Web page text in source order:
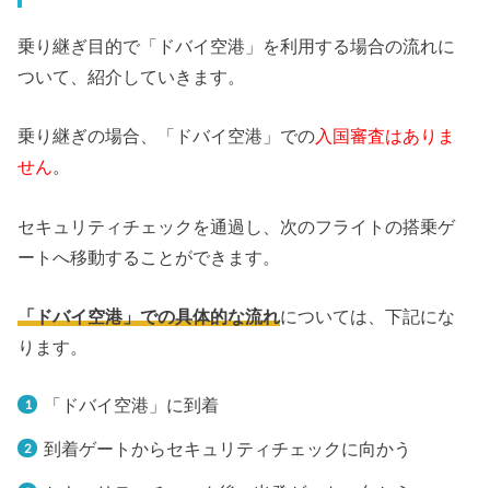
乗り継ぎ目的で「ドバイ空港」を利用する場合の流れに
ついて、紹介していきます。
乗り継ぎの場合、「ドバイ空港」での入国審査はありま
せん。
セキュリティチェックを通過し、次のフライトの搭乗ゲ
ートへ移動することができます。
「ドバイ空港」での具体的な流れについては、下記にな
ります。
「ドバイ空港」に到着
到着ゲートからセキュリティチェックに向かう